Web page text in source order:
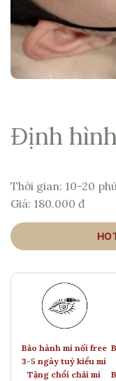
Định
Thời gian: 10-20
Giá: 180.000 đ
Bảo hành mi nối free
3-5 ngày tuỳ kiểu mi
Tặng chổi chải mi